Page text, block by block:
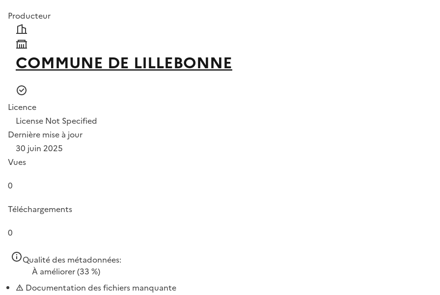
Producteur
COMMUNE DE LILLEBONNE
Licence
License Not Specified
Dernière mise à jour
30 juin 2025
Vues
0
Téléchargements
0
Qualité des métadonnées:
À améliorer(33 %)
Documentation des fichiers manquante